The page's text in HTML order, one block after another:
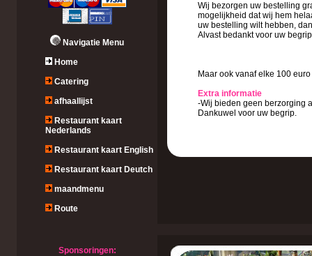
Navigatie Menu
Home
Catering
afhaallijst
Restaurant kaart
Nederlands
Restaurant kaart English
Restaurant kaart Deutch
maandmenu
Route
Wij bezorgen uw bestelling
mogelijkheid dat wij hem
uw bestelling wilt hebben,
Alvast bedankt voor uw
Maar ook vanaf elke 100
Extra informatie
-Wij bieden geen berzorging
Dankuwel voor uw begrip.
Sponsoringen: